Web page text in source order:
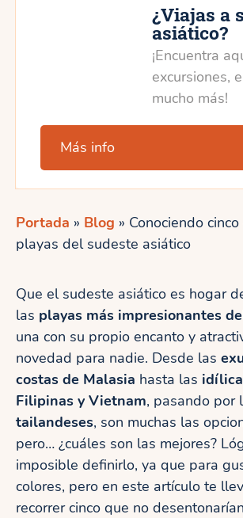
¿Viajas a
asiático?
¡Encuentra
excursiones,
mucho más!
Más info
Portada » Blog » Conociendo
playas del sudeste asiático
Que el sudeste asiático es hogar
las playas más impresionantes
una con su propio encanto y
novedad para nadie. Desde las
costas de Malasia hasta las
Filipinas y Vietnam, pasando por
tailandeses, son muchas las
pero… ¿cuáles son las mejores?
imposible definirlo, ya que para
colores, pero en este artículo te
recorrer cinco que no